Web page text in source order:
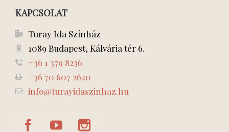
KAPCSOLAT
Turay Ida Színház
1089 Budapest, Kálvária tér 6.
+36 1 379 8236
+36 70 607 2620
info@turayidaszinhaz.hu